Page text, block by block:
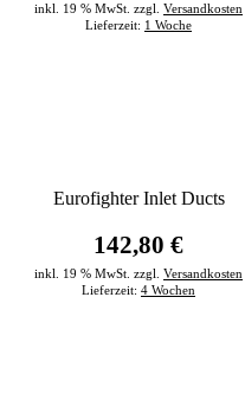
inkl. 19 % MwSt. zzgl. Versandkosten
Lieferzeit: 1 Woche
Eurofighter Inlet Ducts
142,80 €
inkl. 19 % MwSt. zzgl. Versandkosten
Lieferzeit: 4 Wochen